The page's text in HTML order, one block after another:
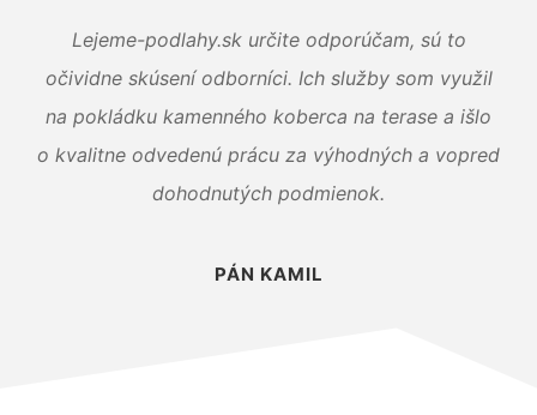
Lejeme-podlahy.sk určite odporúčam, sú to
očividne skúsení odborníci. Ich služby som využil
na pokládku kamenného koberca na terase a išlo
o kvalitne odvedenú prácu za výhodných a vopred
dohodnutých podmienok.
PÁN KAMIL